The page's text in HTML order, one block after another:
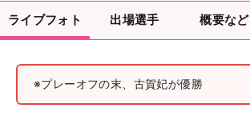
ライブフォト 出場選手 概要など
※プレーオフの末、古賀妃が優勝